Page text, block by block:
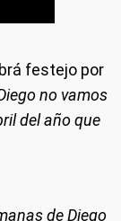
festejo por
no vamos
del año que
de Diego